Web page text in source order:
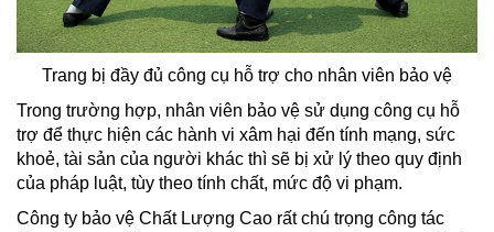
Trang bị đầy đủ công cụ hỗ trợ cho nhân viên bảo vệ
Trong trường hợp, nhân viên bảo vệ sử dụng công cụ hỗ
trợ để thực hiện các hành vi xâm hại đến tính mạng, sức
khoẻ, tài sản của người khác thì sẽ bị xử lý theo quy định
của pháp luật, tùy theo tính chất, mức độ vi phạm.
Công ty bảo vệ Chất Lượng Cao rất chú trọng công tác